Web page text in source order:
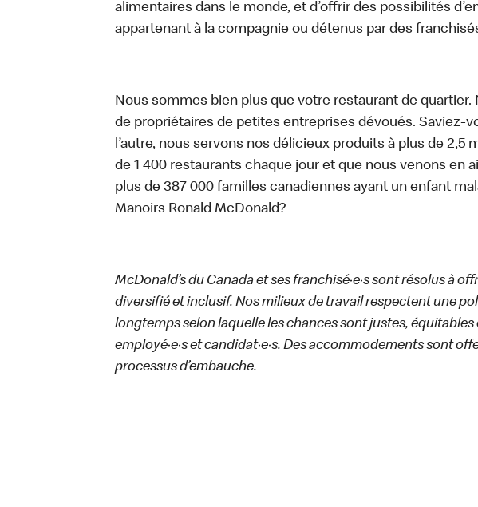
alimentaires dans le monde, et d’offrir des possibilités
appartenant à la compagnie ou détenus par des
Nous sommes bien plus que votre restaurant de
de propriétaires de petites entreprises dévoués. Saviez-
l’autre, nous servons nos délicieux produits à plus de 2,5
de 1 400 restaurants chaque jour et que nous venons en
plus de 387 000 familles canadiennes ayant un enfant
Manoirs Ronald McDonald?
McDonald’s du Canada et ses franchisé·e·s sont résolus à
diversifié et inclusif. Nos milieux de travail respectent une
longtemps selon laquelle les chances sont justes, équitables
employé·e·s et candidat·e·s. Des accommodements sont
processus d’embauche.